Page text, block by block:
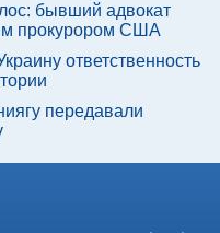
бывший адвокат
прокурором США
ответственность
передавали